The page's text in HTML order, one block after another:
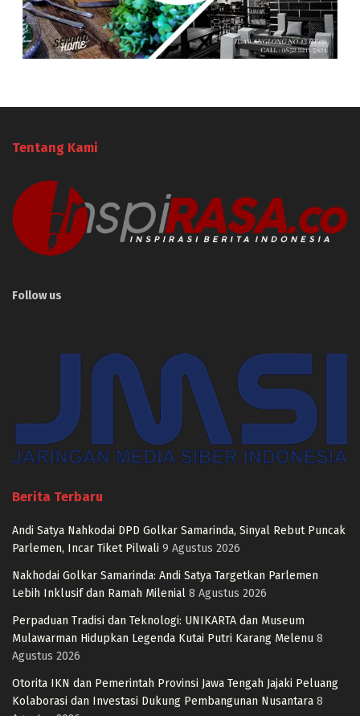
Tentang Kami
Follow us
Berita Terbaru
Andi Satya Nahkodai DPD Golkar Samarinda, Sinyal Rebut Puncak
Parlemen, Incar Tiket Pilwali 9 Agustus 2026
Nakhodai Golkar Samarinda: Andi Satya Targetkan Parlemen
Lebih Inklusif dan Ramah Milenial 8 Agustus 2026
Perpaduan Tradisi dan Teknologi: UNIKARTA dan Museum
Mulawarman Hidupkan Legenda Kutai Putri Karang Melenu 8
Agustus 2026
Otorita IKN dan Pemerintah Provinsi Jawa Tengah Jajaki Peluang
Kolaborasi dan Investasi Dukung Pembangunan Nusantara 8